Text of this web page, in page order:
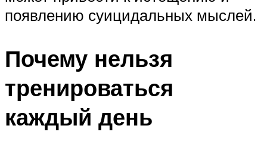
появлению суицидальных мыслей.
Почему нельзя
тренироваться
каждый день